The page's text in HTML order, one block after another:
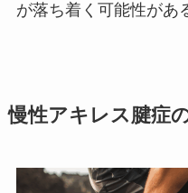
が落ち着く可能性があ
慢性アキレス腱症